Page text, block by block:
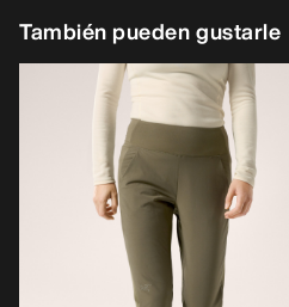
También pueden gustarle